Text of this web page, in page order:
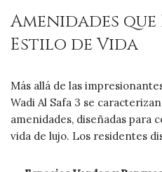
Amenidades
Estilo de Vida
Más allá de las
Wadi Al Safa 3 se
amenidades, diseñadas para
vida de lujo. Los residentes